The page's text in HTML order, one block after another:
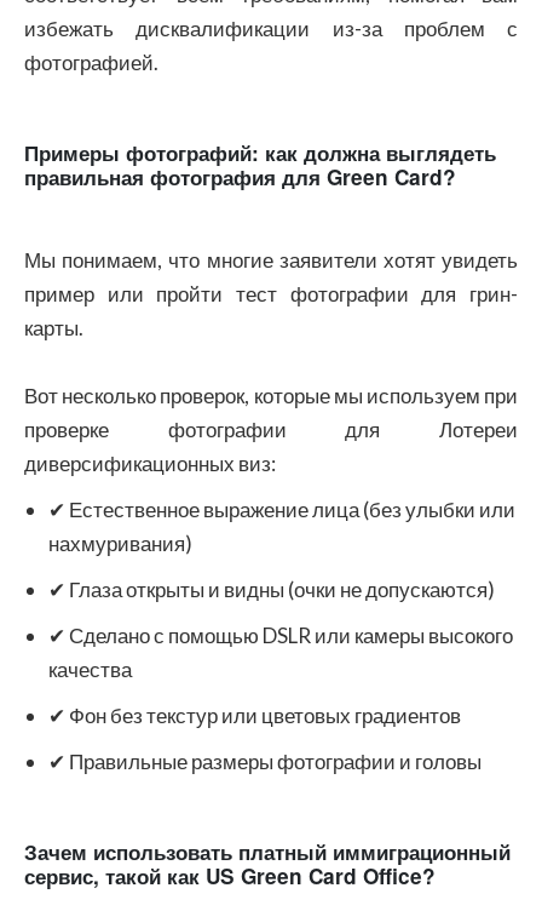
избежать дисквалификации из-за проблем с
фотографией.
Примеры фотографий: как должна выглядеть
правильная фотография для Green Card?
Мы понимаем, что многие заявители хотят увидеть
пример или пройти тест фотографии для грин-
карты.
Вот несколько проверок, которые мы используем при
проверке фотографии для Лотереи
диверсификационных виз:
✔ Естественное выражение лица (без улыбки или
нахмуривания)
✔ Глаза открыты и видны (очки не допускаются)
✔ Сделано с помощью DSLR или камеры высокого
качества
✔ Фон без текстур или цветовых градиентов
✔ Правильные размеры фотографии и головы
Зачем использовать платный иммиграционный
сервис, такой как US Green Card Office?